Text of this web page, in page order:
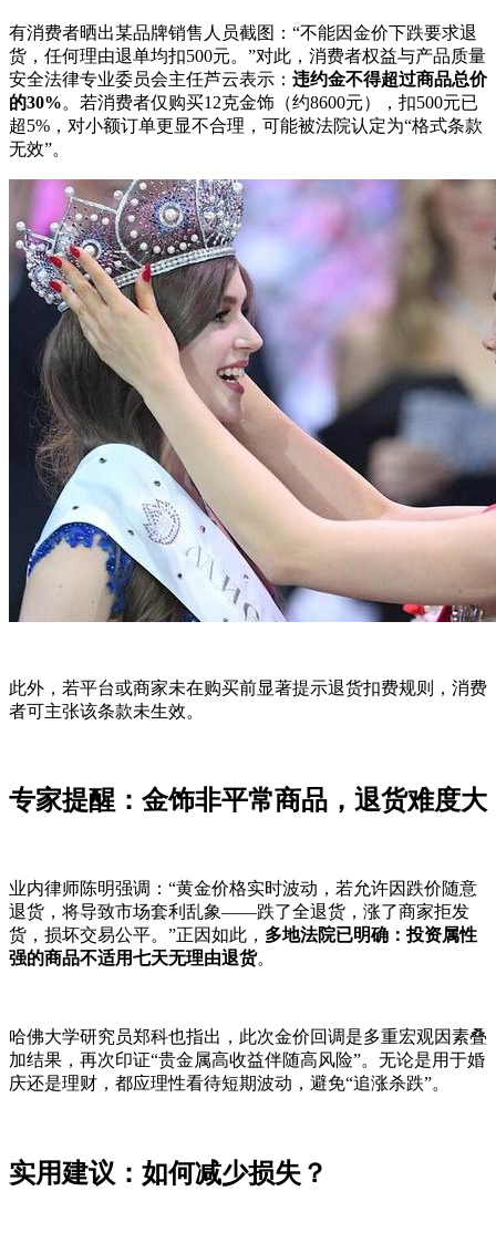
有消费者晒出某品牌销售人员截图：“不能因金价下跌要求退
货，任何理由退单均扣500元。”对此，消费者权益与产品质量
安全法律专业委员会主任芦云表示： 违约金不得超过商品总价
的30%。若消费者仅购买12克金饰（约8600元），扣500元已
超5%，对小额订单更显不合理，可能被法院认定为“格式条款
无效”。
此外，若平台或商家未在购买前显著提示退货扣费规则，消费
者可主张该条款未生效。
专家提醒：金饰非平常商品，退货难度大
业内律师陈明强调：“黄金价格实时波动，若允许因跌价随意
退货，将导致市场套利乱象——跌了全退货，涨了商家拒发
货，损坏交易公平。”正因如此， 多地法院已明确：投资属性
强的商品不适用七天无理由退货。
哈佛大学研究员郑科也指出，此次金价回调是多重宏观因素叠
加结果，再次印证“贵金属高收益伴随高风险”。无论是用于婚
庆还是理财，都应理性看待短期波动，避免“追涨杀跌”。
实用建议：如何减少损失？